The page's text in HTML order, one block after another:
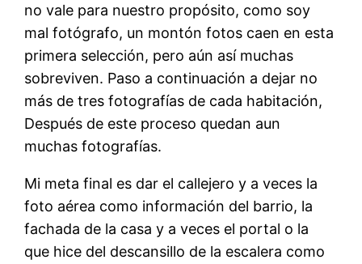
no vale para nuestro propósito, como soy
mal fotógrafo, un montón fotos caen en esta
primera selección, pero aún así muchas
sobreviven. Paso a continuación a dejar no
más de tres fotografías de cada habitación,
Después de este proceso quedan aun
muchas fotografías.
Mi meta final es dar el callejero y a veces la
foto aérea como información del barrio, la
fachada de la casa y a veces el portal o la
que hice del descansillo de la escalera como